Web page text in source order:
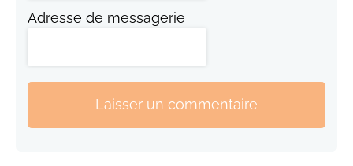
Adresse de messagerie
Laisser un commentaire